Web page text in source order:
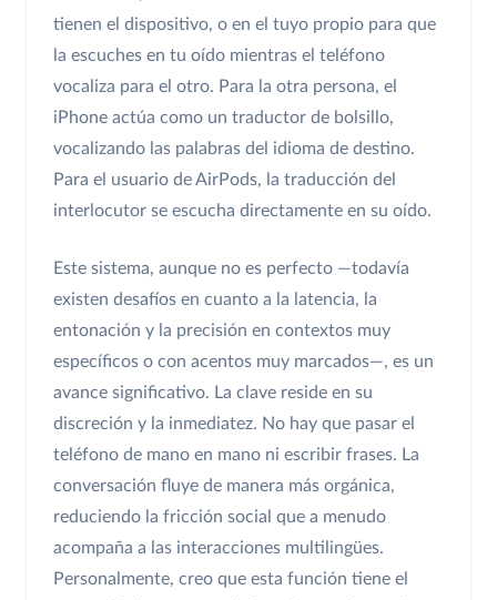
tienen el dispositivo, o en el tuyo propio para que
la escuches en tu oído mientras el teléfono
vocaliza para el otro. Para la otra persona, el
iPhone actúa como un traductor de bolsillo,
vocalizando las palabras del idioma de destino.
Para el usuario de AirPods, la traducción del
interlocutor se escucha directamente en su oído.
Este sistema, aunque no es perfecto —todavía
existen desafíos en cuanto a la latencia, la
entonación y la precisión en contextos muy
específicos o con acentos muy marcados—, es un
avance significativo. La clave reside en su
discreción y la inmediatez. No hay que pasar el
teléfono de mano en mano ni escribir frases. La
conversación fluye de manera más orgánica,
reduciendo la fricción social que a menudo
acompaña a las interacciones multilingües.
Personalmente, creo que esta función tiene el